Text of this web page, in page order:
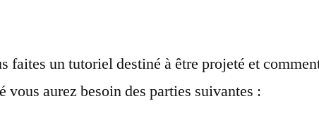
faites un tutoriel destiné à être projeté et
vous aurez besoin des parties suivantes :